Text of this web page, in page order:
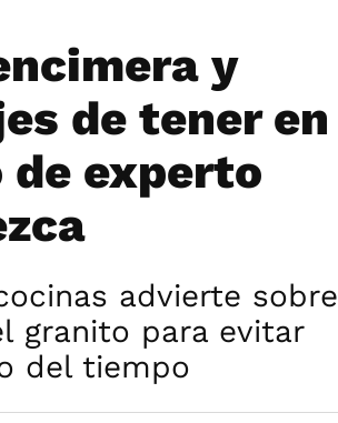
y
de tener en
de experto
advierte sobre
granito para evitar
del tiempo